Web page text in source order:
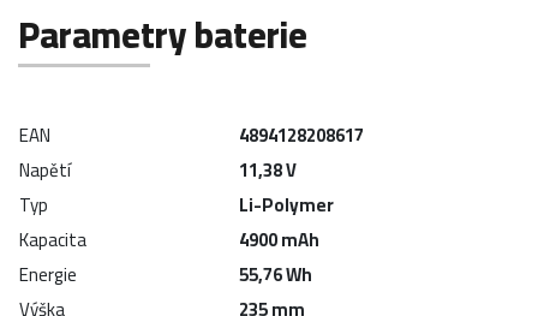
Parametry baterie
EAN
4894128208617
Napětí
11,38 V
Typ
Li-Polymer
Kapacita
4900 mAh
Energie
55,76 Wh